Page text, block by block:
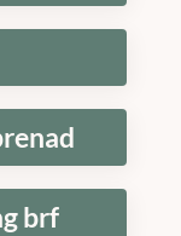
brf